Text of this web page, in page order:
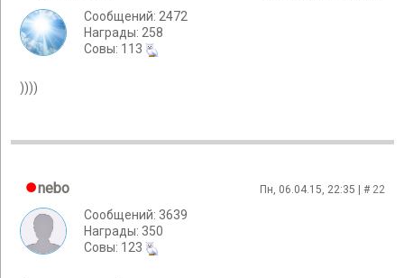
Сообщений: 2472
Награды: 258
Cовы: 113
))))
nebo Пн, 06.04.15, 22:35 | # 22
Сообщений: 3639
Награды: 350
Cовы: 123